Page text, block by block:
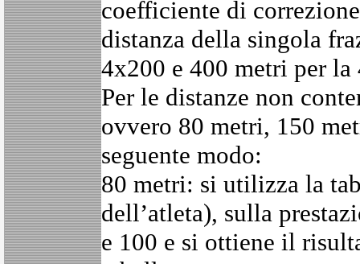
coefficiente di
distanza della singola
4x200 e 400 metri per la
Per le distanze non
ovvero 80 metri, 150
seguente modo:
80 metri: si utilizza la
dell’atleta), sulla
e 100 e si ottiene il